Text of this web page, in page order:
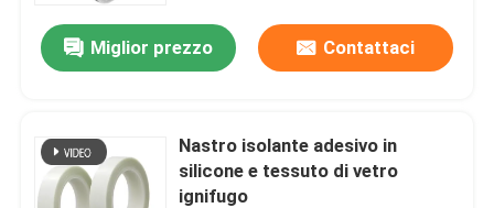
Miglior prezzo Contattaci
Nastro isolante adesivo in
silicone e tessuto di vetro
ignifugo